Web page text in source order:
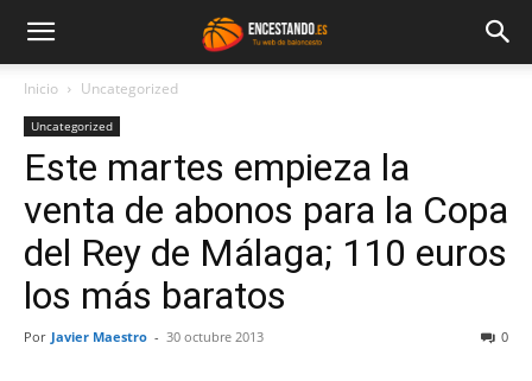
Inicio Uncategorized
Uncategorized
Este martes empieza la
venta de abonos para la Copa
del Rey de Málaga; 110 euros
los más baratos
Por Javier Maestro - 30 octubre 2013 0